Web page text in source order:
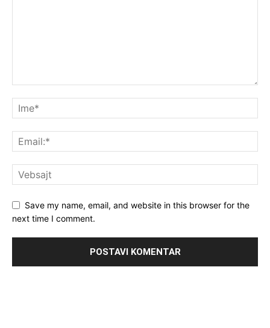
Save my name, email, and website in this browser for the
next time I comment.